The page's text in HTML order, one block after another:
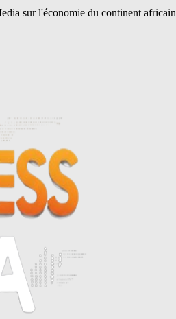
sur l'économie du continent africain